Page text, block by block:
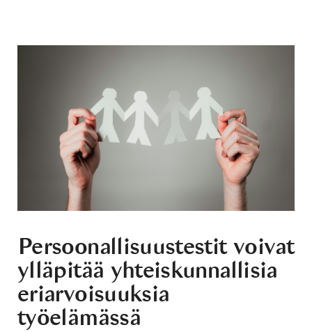
Persoonallisuustestit voivat
ylläpitää yhteiskunnallisia
eriarvoisuuksia
työelämässä